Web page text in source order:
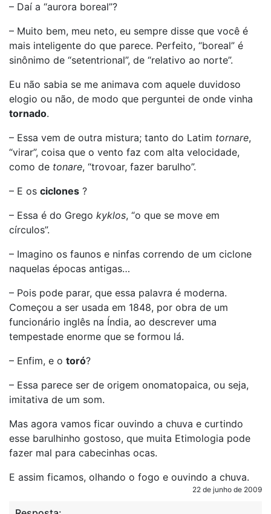
– Daí a “aurora boreal”?
– Muito bem, meu neto, eu sempre disse que você é
mais inteligente do que parece. Perfeito, “boreal” é
sinônimo de “setentrional”, de “relativo ao norte”.
Eu não sabia se me animava com aquele duvidoso
elogio ou não, de modo que perguntei de onde vinha
tornado.
– Essa vem de outra mistura; tanto do Latim tornare,
“virar”, coisa que o vento faz com alta velocidade,
como de tonare, “trovoar, fazer barulho”.
– E os ciclones ?
– Essa é do Grego kyklos, “o que se move em
círculos”.
– Imagino os faunos e ninfas correndo de um ciclone
naquelas épocas antigas…
– Pois pode parar, que essa palavra é moderna.
Começou a ser usada em 1848, por obra de um
funcionário inglês na Índia, ao descrever uma
tempestade enorme que se formou lá.
– Enfim, e o toró?
– Essa parece ser de origem onomatopaica, ou seja,
imitativa de um som.
Mas agora vamos ficar ouvindo a chuva e curtindo
esse barulhinho gostoso, que muita Etimologia pode
fazer mal para cabecinhas ocas.
E assim ficamos, olhando o fogo e ouvindo a chuva.
22 de junho de 2009